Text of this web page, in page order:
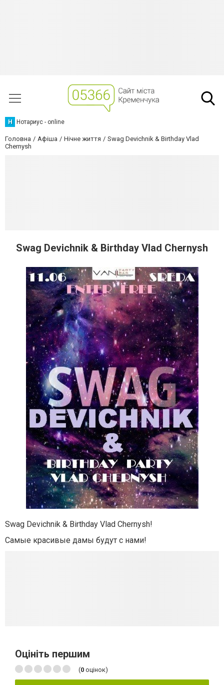
Н Нотариус - online
Головна Афіша Нічне життя
Swag Devichnik & Birthday Vlad
Chernysh
Swag Devichnik & Birthday Vlad Chernysh
Swag Devichnik & Birthday Vlad Chernysh!
Самые красивые дамы будут с нами!
Оцініть першим
(0 оцінок)